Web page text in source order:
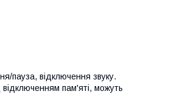
пауза, відключення звуку.
відключенням пам'яті, можуть